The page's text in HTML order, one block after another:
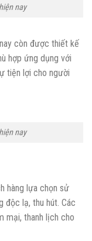
nay
còn được thiết kế
hợp ứng dụng với
tiện lợi cho người
nay
hàng lựa chọn sử
độc lạ, thu hút. Các
mại, thanh lịch cho